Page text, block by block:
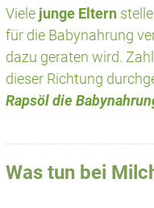
Viele junge Eltern
für die Babynahrung
dazu geraten wird.
dieser Richtung
Rapsöl die
Was tun bei